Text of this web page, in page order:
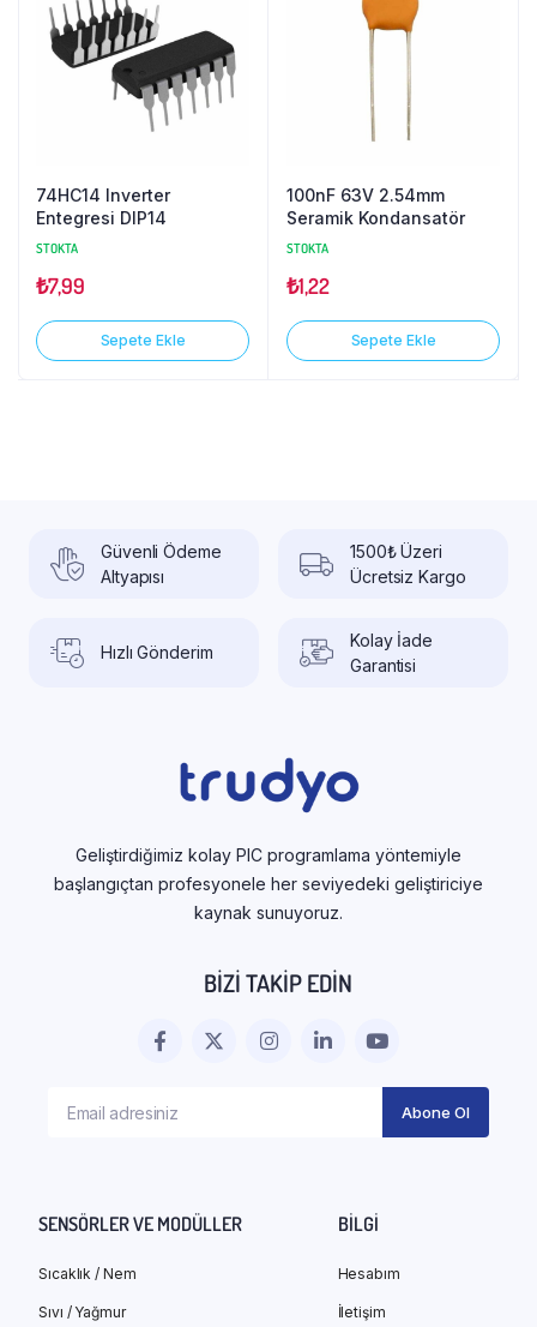
74HC14 Inverter
Entegresi DIP14
STOKTA
₺7,99
Sepete Ekle
100nF 63V 2.54mm
Seramik Kondansatör
STOKTA
₺1,22
Sepete Ekle
Güvenli Ödeme
Altyapısı
1500₺ Üzeri
Ücretsiz Kargo
Hızlı Gönderim
Kolay İade
Garantisi
Geliştirdiğimiz kolay PIC programlama yöntemiyle
başlangıçtan profesyonele her seviyedeki geliştiriciye
kaynak sunuyoruz.
BIZI TAKIP EDIN
SENSÖRLER VE MODÜLLER
Sıcaklık / Nem
Sıvı / Yağmur
BILGI
Hesabım
İletişim